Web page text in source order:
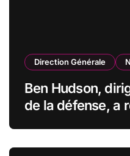
Direction Générale
Ben Hudson,
de la défense, a